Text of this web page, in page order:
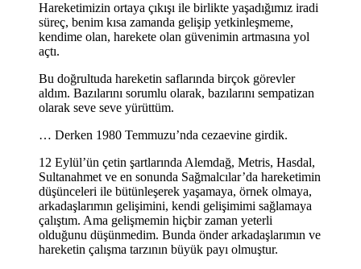
Hareketimizin ortaya çıkışı ile birlikte yaşadığımız iradi
süreç, benim kısa zamanda gelişip yetkinleşmeme,
kendime olan, harekete olan güvenimin artmasına yol
açtı.
Bu doğrultuda hareketin saflarında birçok görevler
aldım. Bazılarını sorumlu olarak, bazılarını sempatizan
olarak seve seve yürüttüm.
… Derken 1980 Temmuzu’nda cezaevine girdik.
12 Eylül’ün çetin şartlarında Alemdağ, Metris, Hasdal,
Sultanahmet ve en sonunda Sağmalcılar’da hareketimin
düşünceleri ile bütünleşerek yaşamaya, örnek olmaya,
arkadaşlarımın gelişimini, kendi gelişimimi sağlamaya
çalıştım. Ama gelişmemin hiçbir zaman yeterli
olduğunu düşünmedim. Bunda önder arkadaşlarımın ve
hareketin çalışma tarzının büyük payı olmuştur.